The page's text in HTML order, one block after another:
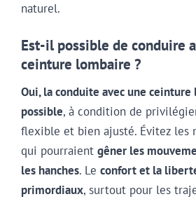
naturel.
Est-il possible de conduire
ceinture lombaire ?
Oui, la conduite avec une
possible, à condition de
flexible et bien ajusté. Évitez les
qui pourraient gêner les
les hanches. Le confort et la
primordiaux, surtout pour les